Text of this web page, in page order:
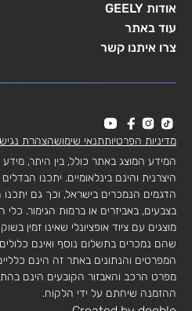
אודות GEELY
עוד באתר
צרו איתנו קשר
מדיניות הפרטיותתנאי שימושהצהרת
המידע המוצג באתר כולל, בין היתר,
היצרנית והינם בינלאומיים. יתכנו
הדגמים הנמכרים בישראל, וכך גם
בצבעים, באביזרים או ברמות הגימור.
מוצגים עם ציוד אופציונלי שאינו זמין
שהם נמכרים בתשלום נוסף ואינם
המפרטים והנתונים באתר זה הינם
מפרט הרכב והאבזור הקובעים הינם
ההזמנה שיחתם על ידי הלקוח.